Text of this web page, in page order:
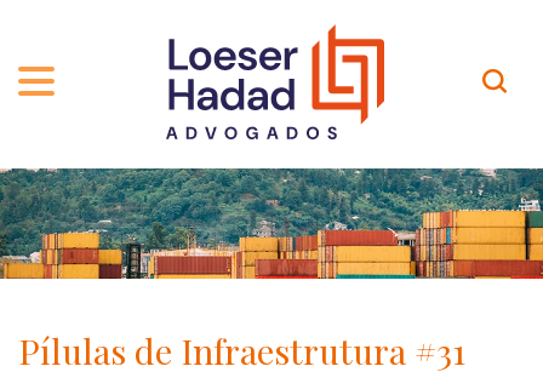
QUEM SOMOS
TRAJETÓRIA
INCLUSÃO E DIVERSIDADE
PRÊMIOS
ÁREAS DE ATUAÇÃO
PROFISSIONAIS
CARREIRA
Contato
Pílulas de Infraestrutura #31